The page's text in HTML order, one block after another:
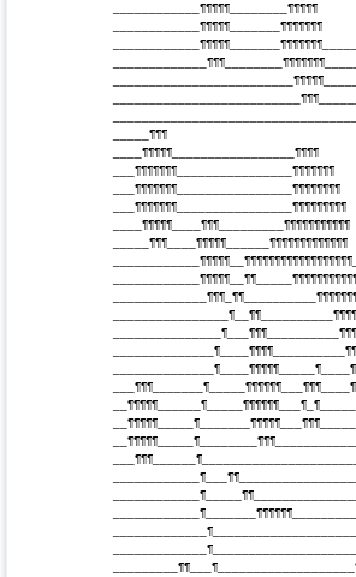
____________¶¶¶¶¶________¶¶¶¶¶
____________¶¶¶¶¶_______¶¶¶¶¶¶¶
_____¶¶¶
____¶¶¶¶¶_________________¶¶¶¶
___¶¶¶¶¶¶¶________________¶¶¶¶¶¶¶
___¶¶¶¶¶¶¶________________¶¶¶¶¶¶¶¶
___¶¶¶¶¶¶¶________________¶¶¶¶¶¶¶¶¶
____¶¶¶¶¶____¶¶¶_________¶¶¶¶¶¶¶¶¶¶¶
_____¶¶¶____¶¶¶¶¶______¶¶¶¶¶¶¶¶¶¶¶¶¶